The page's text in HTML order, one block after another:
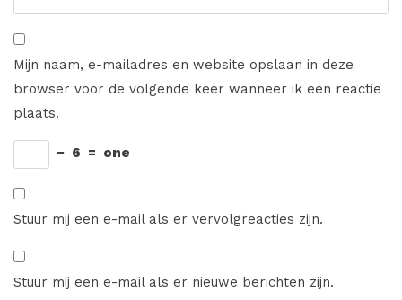
Mijn naam, e-mailadres en website opslaan in deze
browser voor de volgende keer wanneer ik een reactie
plaats.
− 6 = one
Stuur mij een e-mail als er vervolgreacties zijn.
Stuur mij een e-mail als er nieuwe berichten zijn.